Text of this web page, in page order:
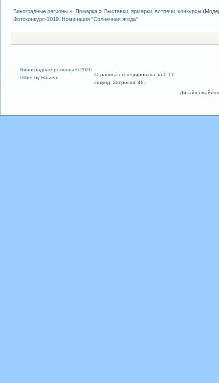
Виноградные регионы » Ярмарка» Выставки, ярмарки, встречи, конкурсы
Фотоконкурс-2019. Номинация "Солнечная ягода"
Дизайн
Виноградные регионы © 2026
Dilberby Harzem
Страница сгенерирована за 0.17
секунд. Запросов: 49.